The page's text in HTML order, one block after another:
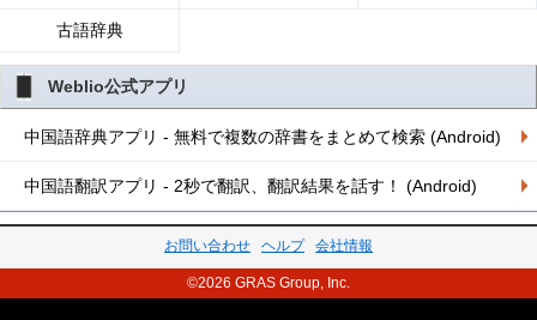
古語辞典
Weblio公式アプリ
中国語辞典アプリ - 無料で複数の辞書をまとめて検索 (Android)
中国語翻訳アプリ - 2秒で翻訳、翻訳結果を話す！ (Android)
お問い合わせ ヘルプ 会社情報
©2026 GRAS Group, Inc.